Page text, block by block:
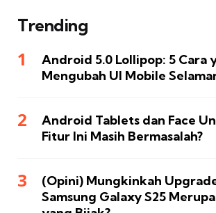
Trending
Android 5.0 Lollipop: 5 Cara
Mengubah UI Mobile
Android Tablets dan Face
Fitur Ini Masih Bermasalah?
(Opini) Mungkinkah
Samsung Galaxy S25